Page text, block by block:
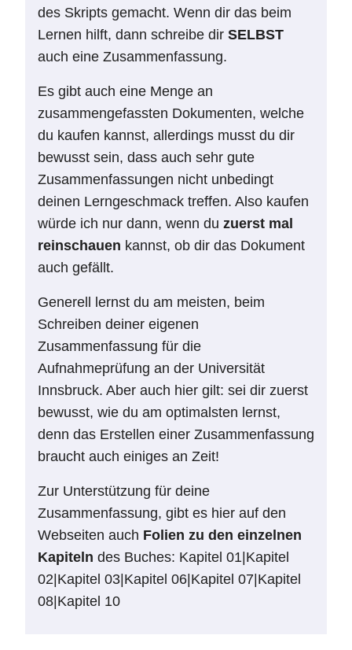
des Skripts gemacht. Wenn dir das beim
Lernen hilft, dann schreibe dir SELBST
auch eine Zusammenfassung.
Es gibt auch eine Menge an
zusammengefassten Dokumenten, welche
du kaufen kannst, allerdings musst du dir
bewusst sein, dass auch sehr gute
Zusammenfassungen nicht unbedingt
deinen Lerngeschmack treffen. Also kaufen
würde ich nur dann, wenn du zuerst mal
reinschauen kannst, ob dir das Dokument
auch gefällt.
Generell lernst du am meisten, beim
Schreiben deiner eigenen
Zusammenfassung für die
Aufnahmeprüfung an der Universität
Innsbruck. Aber auch hier gilt: sei dir zuerst
bewusst, wie du am optimalsten lernst,
denn das Erstellen einer Zusammenfassung
braucht auch einiges an Zeit!
Zur Unterstützung für deine
Zusammenfassung, gibt es hier auf den
Webseiten auch Folien zu den einzelnen
Kapiteln des Buches: Kapitel 01|Kapitel
02|Kapitel 03|Kapitel 06|Kapitel 07|Kapitel
08|Kapitel 10